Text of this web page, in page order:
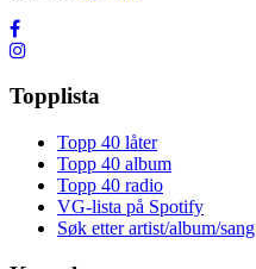
Topplista
Topp 40 låter
Topp 40 album
Topp 40 radio
VG-lista på Spotify
Søk etter artist/album/sang